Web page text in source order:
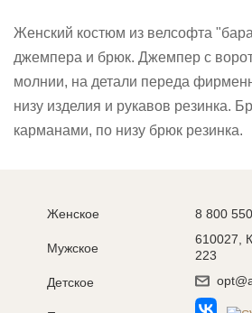
Женский костюм из велсофта
джемпера и брюк. Джемпер с
молнии, на детали переда
низу изделия и рукавов резинка.
карманами, по низу брюк резинка.
Женское
Мужское
Детское
8 800
610027,
223